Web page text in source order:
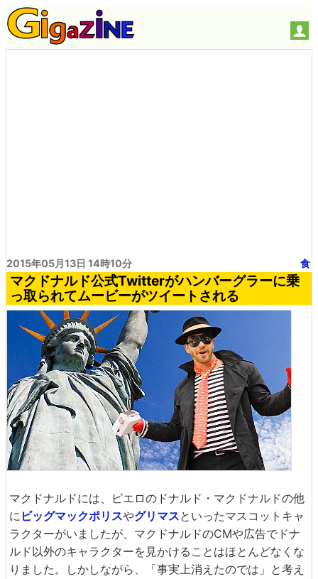
2015年05月13日 14時10分 食
マクドナルド公式Twitterがハンバーグラーに乗
っ取られてムービーがツイートされる
マクドナルドには、ピエロのドナルド・マクドナルドの他
に ビッグマックポリスやグリマスといったマスコットキャ
ラクターがいましたが、マクドナルドのCMや広告でドナ
ルド以外のキャラクターを見かけることはほとんどなくな
りました。しかしながら、「事実上消えたのでは」と考え